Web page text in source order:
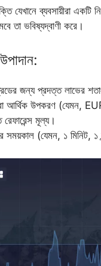
ব্যবসায়ীরা একটি
তা ভবিষ্যদ্বাণী করে।
জন্য প্রদত্ত লাভের
আর্থিক উপকরণ (যেমন,
মূল্য।
সময়কাল (যেমন, ১ মিনিট, ১